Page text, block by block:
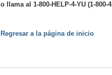
o llama al 1-800-HELP-4-YU (1-800-
Regresar a la página de inicio